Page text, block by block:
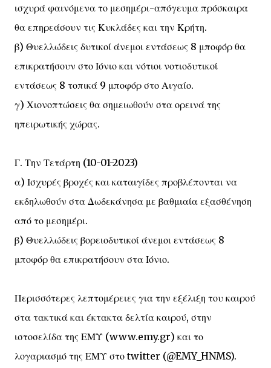
ισχυρά φαινόμενα το μεσημέρι-απόγευμα πρόσκαιρα
θα επηρεάσουν τις Κυκλάδες και την Κρήτη.
β) Θυελλώδεις δυτικοί άνεμοι εντάσεως 8 μποφόρ θα
επικρατήσουν στο Ιόνιο και νότιοι νοτιοδυτικοί
εντάσεως 8 τοπικά 9 μποφόρ στο Αιγαίο.
γ) Χιονοπτώσεις θα σημειωθούν στα ορεινά της
ηπειρωτικής χώρας.
Γ. Την Τετάρτη (10-01-2023)
α) Ισχυρές βροχές και καταιγίδες προβλέπονται να
εκδηλωθούν στα Δωδεκάνησα με βαθμιαία εξασθένηση
από το μεσημέρι.
β) Θυελλώδεις βορειοδυτικοί άνεμοι εντάσεως 8
μποφόρ θα επικρατήσουν στα Ιόνιο.
Περισσότερες λεπτομέρειες για την εξέλιξη του καιρού
στα τακτικά και έκτακτα δελτία καιρού, στην
ιστοσελίδα της ΕΜΥ (www.emy.gr) και το
λογαριασμό της ΕΜΥ στο twitter (@EMY_HNMS).